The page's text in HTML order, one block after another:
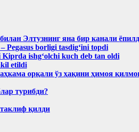
Элтузнинг яна бир канали
borligi tasdig‘ini topdi
ishgʻolchi kuch deb tan oldi
etildi
орқали ўз ҳақини ҳимоя
турибди?
қилди